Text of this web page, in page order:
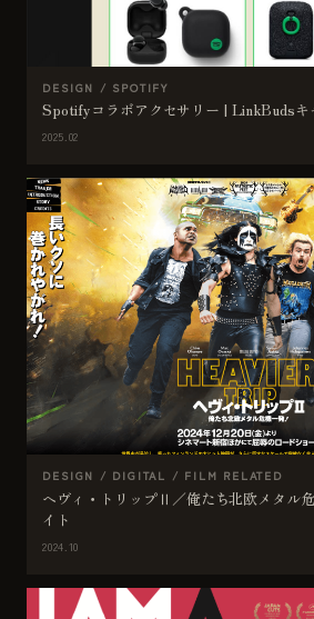
DESIGN / SPOTIFY
Spotifyコラボアクセサリー | LinkBudsキ
2025.02
DESIGN / DIGITAL / FILM RELATED
ヘヴィ・トリップⅡ／俺たち北欧メタル
イト
2024.10